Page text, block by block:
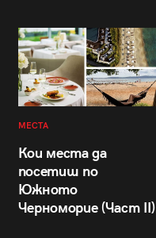
МЕСТА
Кои места да
посетиш по
Южното
Черноморие (Част II)